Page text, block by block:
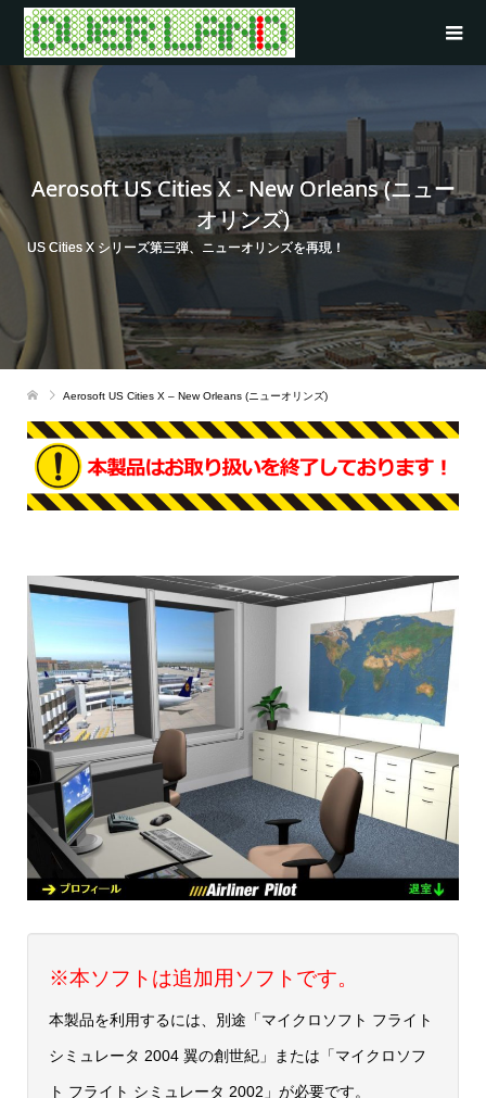
Aerosoft US Cities X - New Orleans (ニュー
オリンズ)
US Cities X シリーズ第三弾、ニューオリンズを再現！
Aerosoft US Cities X – New Orleans (ニューオリンズ)
※本ソフトは追加用ソフトです。
本製品を利用するには、別途「マイクロソフト フライト
シミュレータ 2004 翼の創世紀」または「マイクロソフ
ト フライト シミュレータ 2002」が必要です。